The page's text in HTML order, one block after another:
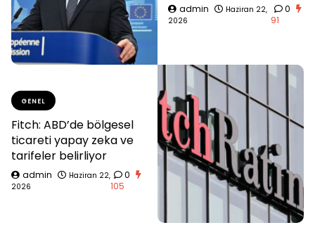
admin
Haziran 22,
2026
0
91
GENEL
Fitch: ABD’de bölgesel
ticareti yapay zeka ve
tarifeler belirliyor
admin
Haziran 22,
2026
0
105